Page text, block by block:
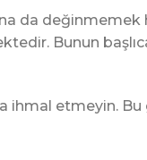
da değinmemek
Bunun
ihmal etmeyin.